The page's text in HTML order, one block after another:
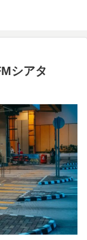
シアタ